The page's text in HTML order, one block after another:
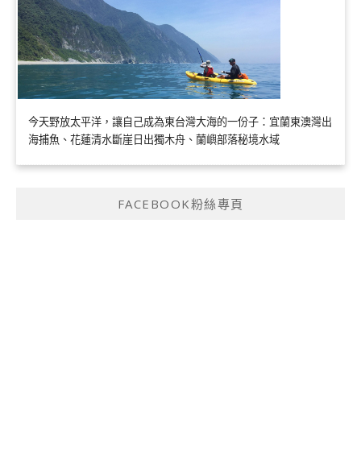
今天野放太平洋，讓自己成為東台灣大海的一份子：宜蘭東澳灣出
海捕魚、花蓮清水斷崖日出獨木舟、蘭嶼部落秘境水域
FACEBOOK粉絲專頁